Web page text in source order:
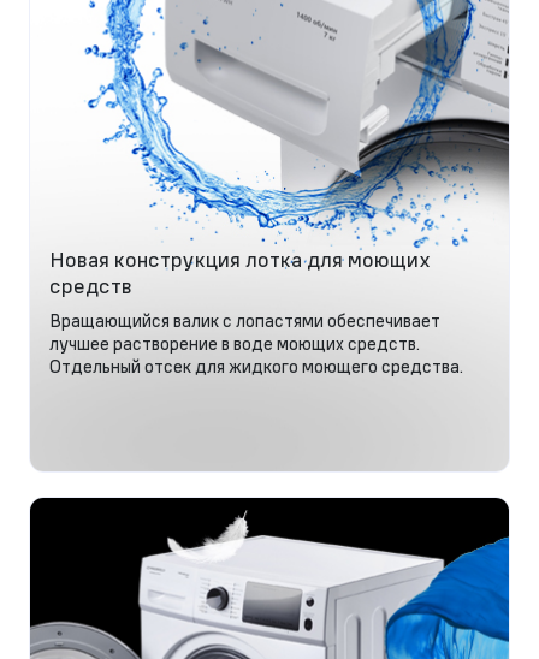
Новая конструкция лотка для моющих
средств
Вращающийся валик с лопастями обеспечивает
лучшее растворение в воде моющих средств.
Отдельный отсек для жидкого моющего средства.